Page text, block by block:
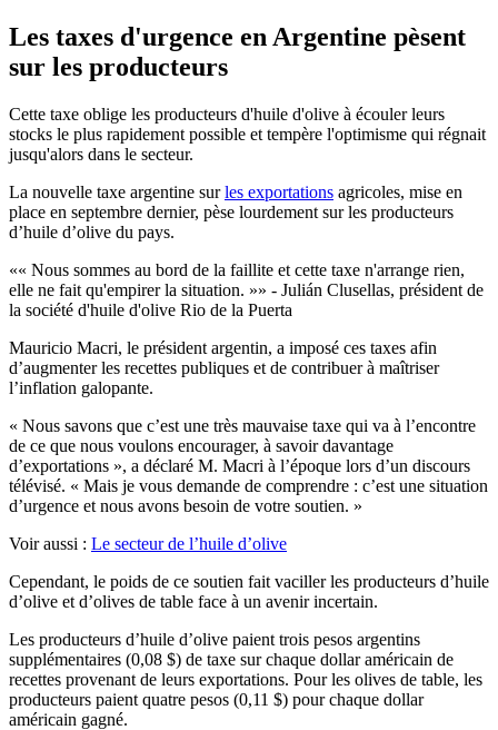
Les taxes d'urgence en Argentine pèsent
sur les producteurs
Cette taxe oblige les producteurs d'huile d'olive à écouler leurs
stocks le plus rapidement possible et tempère l'optimisme qui régnait
jusqu'alors dans le secteur.
La nouvelle taxe argentine surles exportations agricoles, mise en
place en septembre dernier, pèse lourdement sur les producteurs
d’huile d’olive du pays.
« Nous sommes au bord de la faillite et cette taxe n'arrange rien,
elle ne fait qu'empirer la situation.
» - Julián Clusellas, président de
la société d'huile d'olive Rio de la Puerta
Mauricio Macri, le président argentin, a imposé ces taxes afin
d’augmenter les recettes publiques et de contribuer à maîtriser
l’inflation galopante.
« Nous savons que c’est une très mauvaise taxe qui va à l’encontre
de ce que nous voulons encourager, à savoir davantage
d’exportations », a déclaré M. Macri à l’époque lors d’un discours
télévisé. « Mais je vous demande de comprendre : c’est une situation
d’urgence et nous avons besoin de votre soutien. »
Voir aussi : Le secteur de l’huile d’olive
Cependant, le poids de ce soutien fait vaciller les producteurs d’huile
d’olive et d’olives de table face à un avenir incertain.
Les producteurs d’huile d’olive paient trois pesos argentins
supplémentaires (0,08 $) de taxe sur chaque dollar américain de
recettes provenant de leurs exportations. Pour les olives de table, les
producteurs paient quatre pesos (0,11 $) pour chaque dollar
américain gagné.